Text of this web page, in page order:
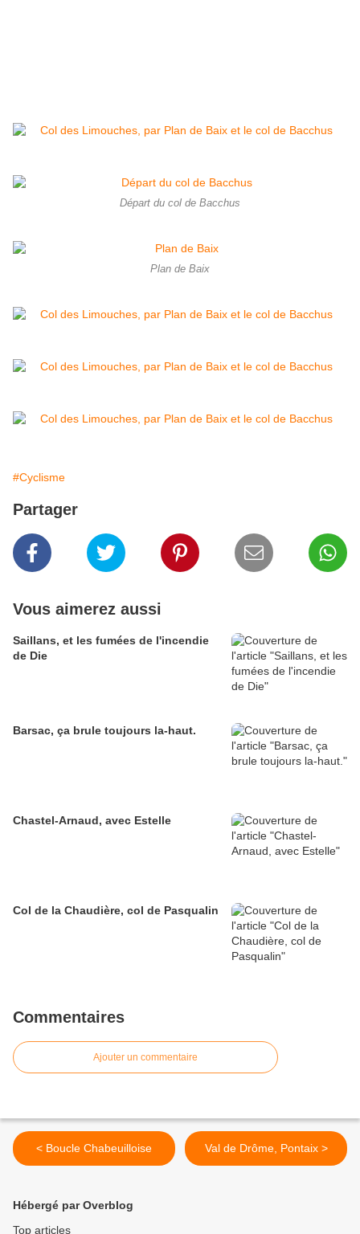
Départ du col de Bacchus
Plan de Baix
#Cyclisme
Partager
Vous aimerez aussi
Saillans, et les fumées de l'incendie
de Die
Barsac, ça brule toujours la-haut.
Chastel-Arnaud, avec Estelle
Col de la Chaudière, col de Pasqualin
Commentaires
Ajouter un commentaire
< Boucle Chabeuilloise Val de Drôme, Pontaix >
Hébergé par Overblog
Top articles